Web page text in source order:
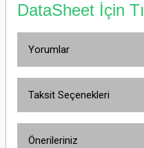
DataSheet İçin
Yorumlar
Taksit Seçenekleri
Önerileriniz